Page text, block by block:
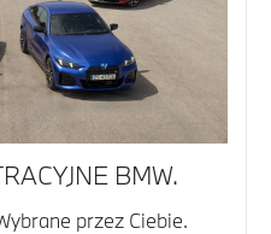
BMW.
przez Ciebie.